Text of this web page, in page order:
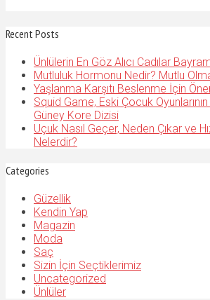
Recent Posts
Ünlülerin En Göz Alıcı Cadılar
Mutluluk Hormonu Nedir? Mutlu
Yaşlanma Karşıtı Beslenme İçin
Squid Game, Eski Çocuk
Güney Kore Dizisi
Uçuk Nasıl Geçer, Neden Çıkar ve
Nelerdir?
Categories
Güzellik
Kendin Yap
Magazin
Moda
Saç
Sizin İçin Seçtiklerimiz
Uncategorized
Ünlüler